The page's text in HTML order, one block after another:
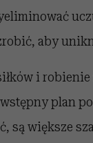
aby
i
plan
są większe